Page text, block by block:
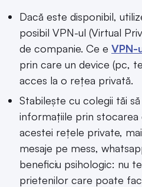
Dacă este disponibil,
posibil VPN-ul (Virtual
de companie. Ce e VPN-
prin care un device (pc,
acces la o rețea privată.
Stabilește cu colegii tăi
informațiile prin stocarea
acestei rețele private,
mesaje pe mess,
beneficiu psihologic: nu
prietenilor care poate